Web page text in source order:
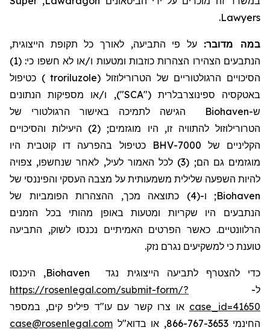
Lawyers
.
במה מדובר:על פי התביעה, לאורך כל תקופת הייצוגית,
הנתבעים הצהירו הצהרות כוזבות ומטעות ו/או לא חשפו כי: (1)
הסיכויים הרגולטוריים של הטרורילוזול (
troriluzole
) כטיפול
באטקסיה
ספינוצרבלרית ("SCA"), ו/או מספיקות הנתונים
ש-Biohaven
הגישה לתמיכה באישור הרגולטורי של
הטרורילוזול
להתוויה זו, היו מוגזמים; (2) היעילות והסיכויים
הקליניים של BHV-7000 כטיפול בהפרעה דו קוטבית היו
מוגזמים גם הם; (3) לכל האמור לעיל, לאחר שנחשפו, צפויה
להיות השפעה שלילית משמעותית על מצבה העסקי והפיננסי של
Biohaven
; ו-(4) כתוצאה מכך, ההצהרות הפומביות של
הנתבעים היו שקריות ומטעות באופן מהותי בכל הזמנים
הרלוונטיים. כאשר הפרטים האמיתיים נכנסו לשוק, התביעה
טוענת כי למשקיעים נגרם נזק.
כדי להצטרף לתביעה הייצוגית נגד Biohaven, היכנסו
ל- https://rosenlegal.com/submit-form/?
case_id=41650 או צרו קשר עם עו"ד פיליפ קים, במספר
החינמי 866-767-3653, או בדוא"ל
case@rosenlegal.com